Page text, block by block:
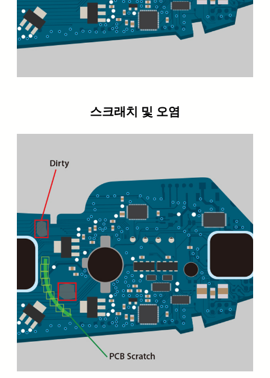
스크래치 및 오염